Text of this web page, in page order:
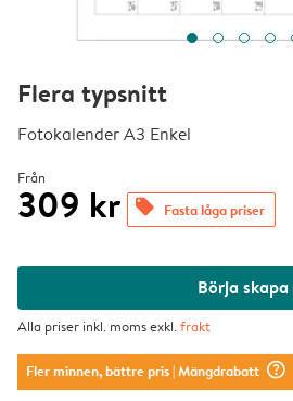
Flera typsnitt
Fotokalender A3 Enkel
Från
309 kr offers Fasta låga priser
Börja skapa
Alla priser inkl. moms exkl.frakt
Fler minnen, bättre pris| Mängdrabatt question_mark_circle